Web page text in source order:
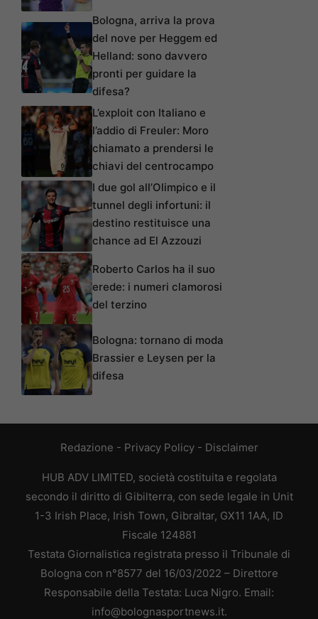
Bologna, arriva la prova
del nove per Heggem ed
Helland: sono davvero
pronti per guidare la
difesa?
L’exploit con Italiano e
l’addio di Freuler: Moro
chiamato a prendersi le
chiavi del centrocampo
I due gol all’Olimpico e il
tunnel degli infortuni: il
destino restituisce una
chance ad El Azzouzi
Roberto Carlos ha il suo
erede: i numeri clamorosi
del terzino
Bologna: tornano di moda
Brassier e Leysen per la
difesa
Redazione - Privacy Policy- Disclaimer
HUB ADV LIMITED, società costituita e regolata
secondo il diritto di Gibilterra, con sede legale in Unit
1-3 Irish Place, Irish Town, Gibraltar, GX11 1AA, ID
Fiscale 124881
Testata Giornalistica registrata presso il Tribunale di
Bologna con n°8577 del 16/03/2022 – Direttore
Responsabile della Testata: Luca Nigro. Email:
info@bolognasportnews.it.